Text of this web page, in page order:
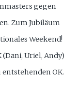
gegen
Zum Jubiläum
Weekend!
Uriel, Andy)
OK.